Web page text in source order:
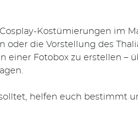
Kostümierungen im
die Vorstellung des
einer Fotobox zu erstellen –
helfen euch bestimmt